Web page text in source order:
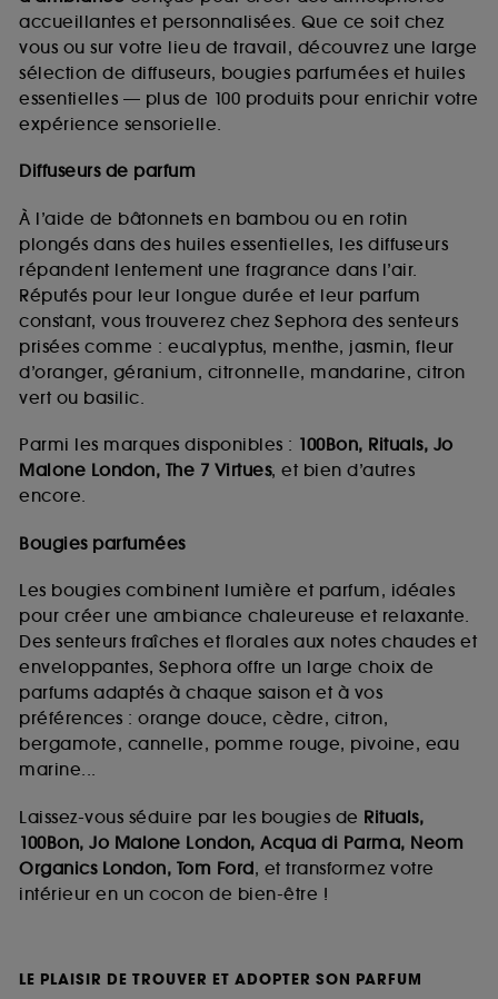
accueillantes et personnalisées. Que ce soit chez
vous ou sur votre lieu de travail, découvrez une large
sélection de diffuseurs, bougies parfumées et huiles
essentielles — plus de 100 produits pour enrichir votre
expérience sensorielle.
Diffuseurs de parfum
À l’aide de bâtonnets en bambou ou en rotin
plongés dans des huiles essentielles, les diffuseurs
répandent lentement une fragrance dans l’air.
Réputés pour leur longue durée et leur parfum
constant, vous trouverez chez Sephora des senteurs
prisées comme : eucalyptus, menthe, jasmin, fleur
d’oranger, géranium, citronnelle, mandarine, citron
vert ou basilic.
Parmi les marques disponibles : 100Bon, Rituals, Jo
Malone London, The 7 Virtues, et bien d’autres
encore.
Bougies parfumées
Les bougies combinent lumière et parfum, idéales
pour créer une ambiance chaleureuse et relaxante.
Des senteurs fraîches et florales aux notes chaudes et
enveloppantes, Sephora offre un large choix de
parfums adaptés à chaque saison et à vos
préférences : orange douce, cèdre, citron,
bergamote, cannelle, pomme rouge, pivoine, eau
marine...
Laissez-vous séduire par les bougies de Rituals,
100Bon, Jo Malone London, Acqua di Parma, Neom
Organics London, Tom Ford, et transformez votre
intérieur en un cocon de bien-être !
LE PLAISIR DE TROUVER ET ADOPTER SON PARFUM